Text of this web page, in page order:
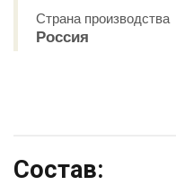
Страна производства
Россия
Состав: